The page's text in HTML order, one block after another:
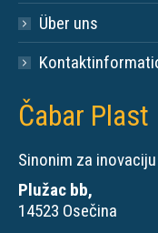
Über uns
Čabar Plast
Sinonim za
Plužac bb,
14523 Osečina